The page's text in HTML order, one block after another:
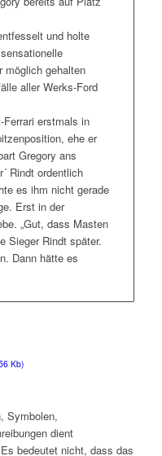
und holte
möglich gehalten
aller Werks-Ford
Ferrari erstmals in
ehe er
Gregory ans
Rindt ordentlich
es ihm nicht gerade
Erst in der
„Gut, dass Masten
Sieger Rindt später.
Dann hätte es
Kb)
Symbolen,
dient
bedeutet nicht, dass das